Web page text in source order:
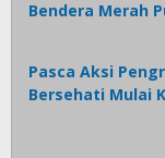
Bendera Merah
Pasca Aksi
Bersehati Mulai